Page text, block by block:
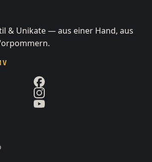
& Unikate — aus einer Hand, aus